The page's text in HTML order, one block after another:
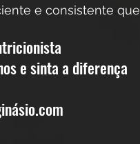
e consistente
e sinta a diferença